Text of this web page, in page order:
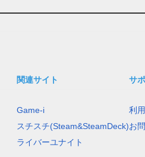
関連サイト
Game-i
スチスチ(Steam&SteamDeck)
ライバーユナイト
サ
利
お